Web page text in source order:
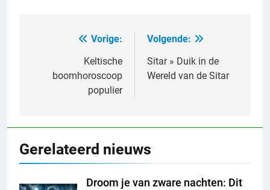
navigatie
Vorige:
Keltische
boomhoroscoop
populier
Volgende:
Sitar » Duik in de
Wereld van de Sitar
Gerelateerd nieuws
Droom je van zware nachten: Dit